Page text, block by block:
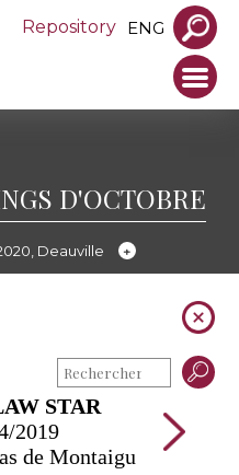
Repository ENG
D'OCTOBRE
Deauville
STAR
2019
de Montaigu